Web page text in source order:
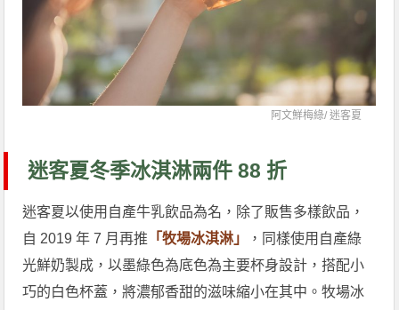
阿文鮮梅綠/迷客夏
迷客夏冬季冰淇淋兩件 88 折
迷客夏以使用自產牛乳飲品為名，除了販售多樣飲品，
自 2019 年 7 月再推 「牧場冰淇淋」
，同樣使用自產綠
光鮮奶製成，以墨綠色為底色為主要杯身設計，搭配小
巧的白色杯蓋，將濃郁香甜的滋味縮小在其中。牧場冰